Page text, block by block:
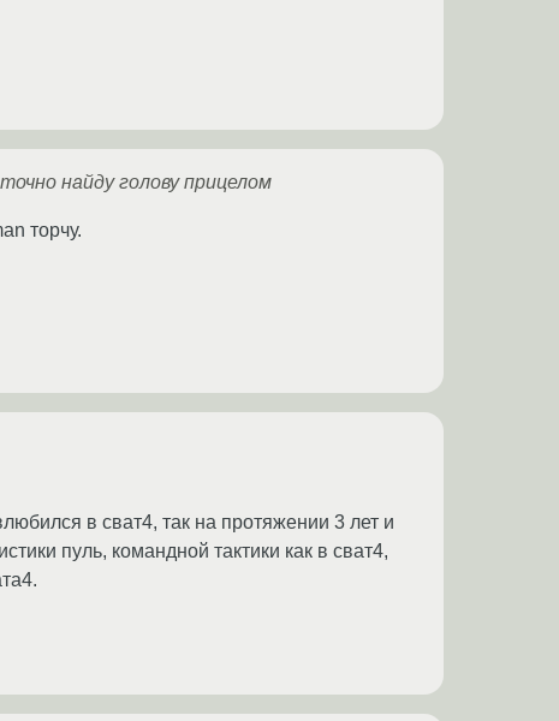
найду голову прицелом
торчу.
в сват4, так на протяжении 3 лет и
пуль, командной тактики как в сват4,